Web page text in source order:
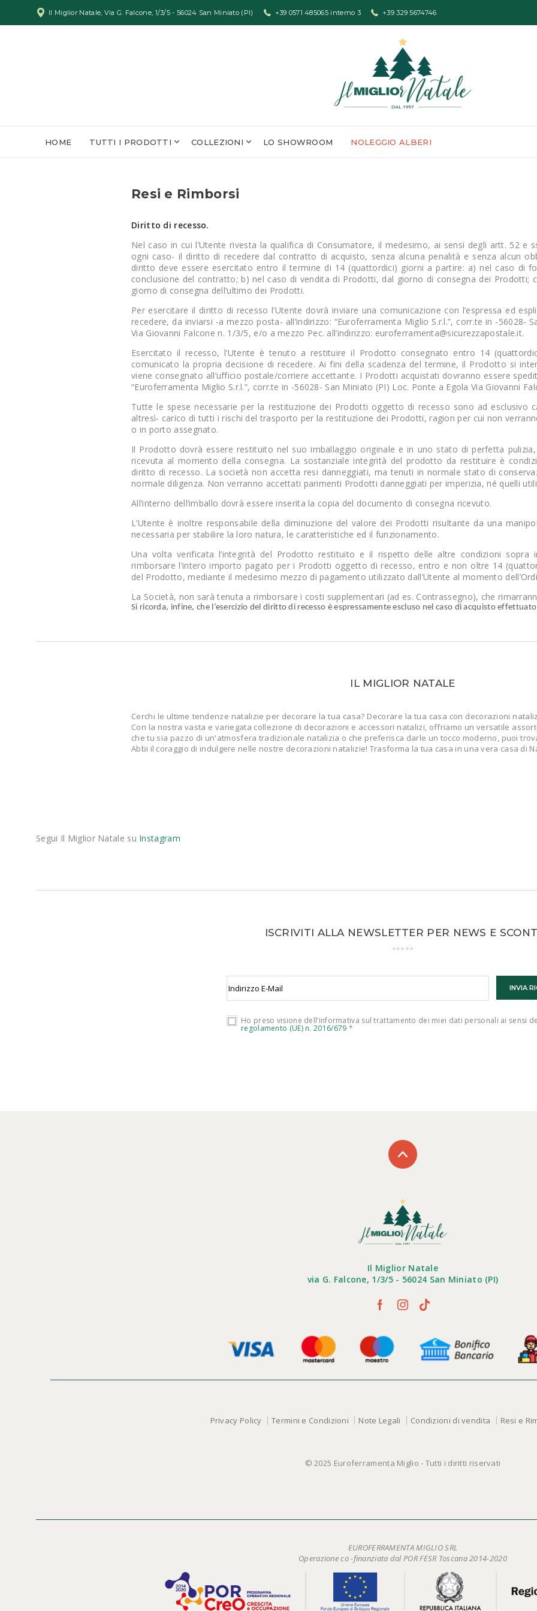
Il Miglior Natale, Via G. Falcone, 1/3/5 - 56024 San Miniato (PI) +39 0571 485065 interno 3 +39 329 5674746
HOME TUTTI I PRODOTTI COLLEZIONI LO SHOWROOM NOLEGGIO ALBERI
Resi e Rimborsi
Diritto di recesso.
Nel caso in cui l’Utente rivesta la qualifica di Consumatore, il medesimo, ai sensi degli artt. 52 e
ogni caso- il diritto di recedere dal contratto di acquisto, senza alcuna penalità e senza alcun
diritto deve essere esercitato entro il termine di 14 (quattordici) giorni a partire: a) nel caso di
conclusione del contratto; b) nel caso di vendita di Prodotti, dal giorno di consegna dei Prodotti;
giorno di consegna dell’ultimo dei Prodotti.
Per esercitare il diritto di recesso l’Utente dovrà inviare una comunicazione con l’espressa ed
recedere, da inviarsi -a mezzo posta- all’indirizzo: “Euroferramenta Miglio S.r.l.”, corr.te in -56028-
Via Giovanni Falcone n. 1/3/5, e/o a mezzo Pec. all’indirizzo: euroferramenta@sicurezzapostale.it.
Esercitato il recesso, l’Utente è tenuto a restituire il Prodotto consegnato entro 14
comunicato la propria decisione di recedere. Ai fini della scadenza del termine, il Prodotto si
viene consegnato all’ufficio postale/corriere accettante. I Prodotti acquistati dovranno essere
“Euroferramenta Miglio S.r.l.”, corr.te in -56028- San Miniato (PI) Loc. Ponte a Egola Via Giovanni
Tutte le spese necessarie per la restituzione dei Prodotti oggetto di recesso sono ad esclusivo
altresì- carico di tutti i rischi del trasporto per la restituzione dei Prodotti, ragion per cui non
o in porto assegnato.
Il Prodotto dovrà essere restituito nel suo imballaggio originale e in uno stato di perfetta
ricevuta al momento della consegna. La sostanziale integrità del prodotto da restituire è
diritto di recesso. La società non accetta resi danneggiati, ma tenuti in normale stato di
normale diligenza. Non verranno accettati parimenti Prodotti danneggiati per imperizia, né quelli
All’interno dell’imballo dovrà essere inserita la copia del documento di consegna ricevuto.
L’Utente è inoltre responsabile della diminuzione del valore dei Prodotti risultante da una
necessaria per stabilire la loro natura, le caratteristiche ed il funzionamento.
Una volta verificata l’integrità del Prodotto restituito e il rispetto delle altre condizioni sopra
rimborsare l’intero importo pagato per i Prodotti oggetto di recesso, entro e non oltre 14
del Prodotto, mediante il medesimo mezzo di pagamento utilizzato dall’Utente al momento
La Società, non sarà tenuta a rimborsare i costi supplementari (ad es. Contrassegno), che
Si ricorda, infine, che l’esercizio del diritto di recesso è espressamente escluso nel caso di acquisto
IL MIGLIOR NATALE
Cerchi le ultime tendenze natalizie per decorare la tua casa? Decorare la tua casa con decorazioni
Con la nostra vasta e variegata collezione di decorazioni e accessori natalizi, offriamo un versatile
che tu sia pazzo di un'atmosfera tradizionale natalizia o che preferisca darle un tocco moderno, puoi
Abbi il coraggio di indulgere nelle nostre decorazioni natalizie! Trasforma la tua casa in una vera casa di
Segui Il Miglior Natale su Instagram
ISCRIVITI ALLA NEWSLETTER PER NEWS E
Ho preso visione dell’informativa sul trattamento dei miei dati personali ai sensi
regolamento (UE) n. 2016/679 *
Il Miglior Natale
via G. Falcone, 1/3/5 - 56024 San Miniato (PI)
Privacy Policy Termini e Condizioni Note Legali Condizioni di vendita Resi e
© 2025 Euroferramenta Miglio - Tutti i diritti riservati
EUROFERRAMENTA MIGLIO SRL
Operazione co -finanziata dal POR FESR Toscana 2014-2020